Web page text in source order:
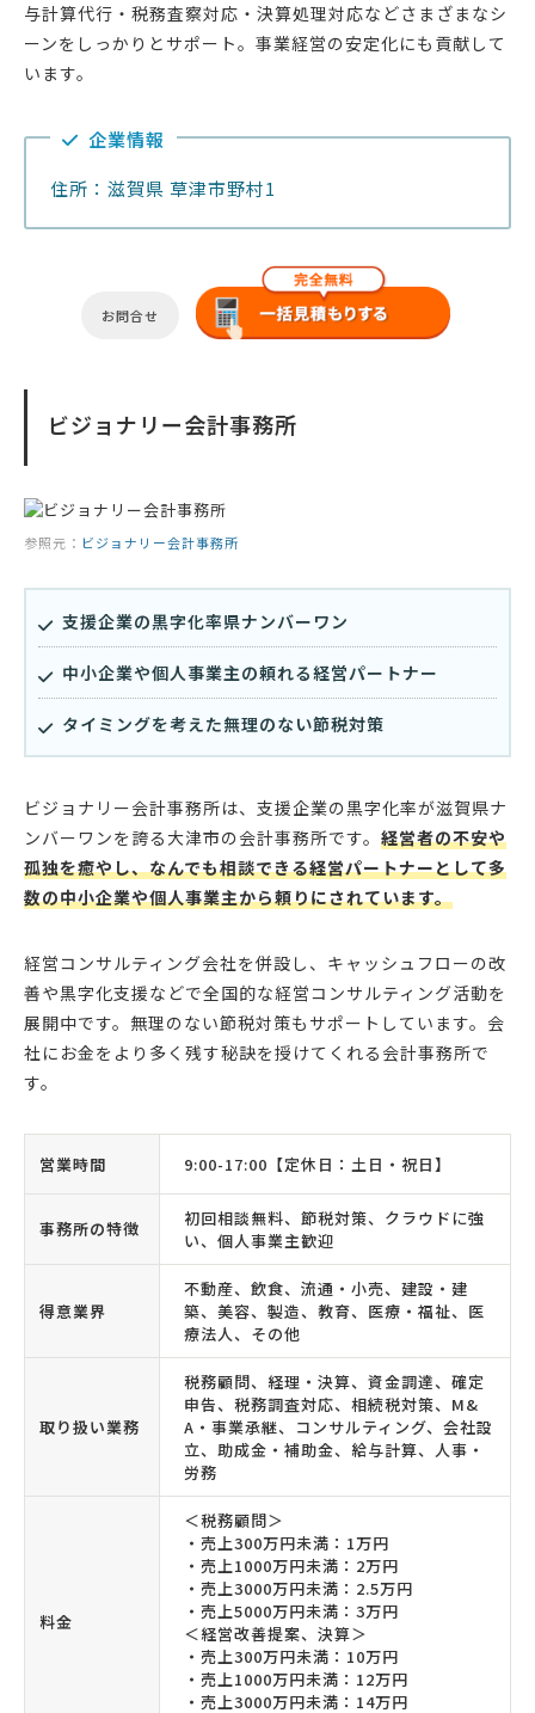
与計算代行・税務査察対応・決算処理対応などさまざまなシ
ーンをしっかりとサポート。事業経営の安定化にも貢献して
います。
企業情報
住所：滋賀県 草津市野村1
お問合せ
ビジョナリー会計事務所
参照元： ビジョナリー会計事務所
支援企業の黒字化率県ナンバーワン
中小企業や個人事業主の頼れる経営パートナー
タイミングを考えた無理のない節税対策
ビジョナリー会計事務所は、支援企業の黒字化率が滋賀県ナ
ンバーワンを誇る大津市の会計事務所です。 経営者の不安や
孤独を癒やし、なんでも相談できる経営パートナーとして多
数の中小企業や個人事業主から頼りにされています。
経営コンサルティング会社を併設し、キャッシュフローの改
善や黒字化支援などで全国的な経営コンサルティング活動を
展開中です。無理のない節税対策もサポートしています。会
社にお金をより多く残す秘訣を授けてくれる会計事務所で
す。
営業時間 9:00-17:00【定休日：土日・祝日】
事務所の特徴
初回相談無料、節税対策、クラウドに強
い、個人事業主歓迎
得意業界
不動産、飲食、流通・小売、建設・建
築、美容、製造、教育、医療・福祉、医
療法人、その他
取り扱い業務
税務顧問、経理・決算、資金調達、確定
申告、税務調査対応、相続税対策、M&
A・事業承継、コンサルティング、会社設
立、助成金・補助金、給与計算、人事・
労務
料金
＜税務顧問＞
・売上300万円未満：1万円
・売上1000万円未満：2万円
・売上3000万円未満：2.5万円
・売上5000万円未満：3万円
＜経営改善提案、決算＞
・売上300万円未満：10万円
・売上1000万円未満：12万円
・売上3000万円未満：14万円